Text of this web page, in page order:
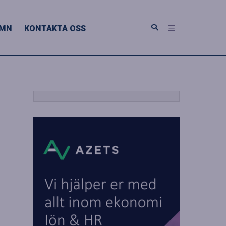
KONTAKTA OSS